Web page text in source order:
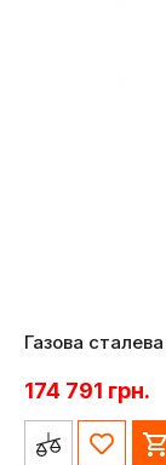
Газова
174 791 грн.